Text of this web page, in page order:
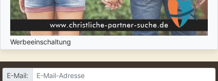
Werbeeinschaltung
E-Mail: